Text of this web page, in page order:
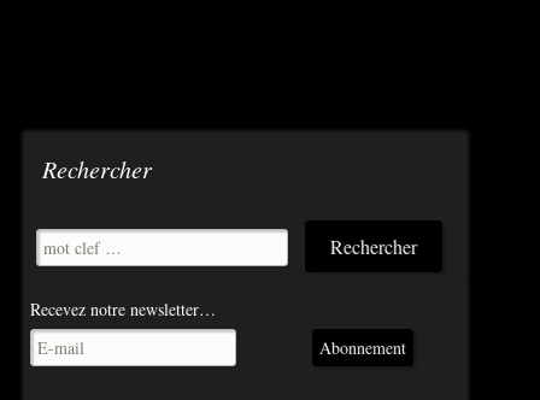
Rechercher
Recevez notre newsletter…
Abonnement